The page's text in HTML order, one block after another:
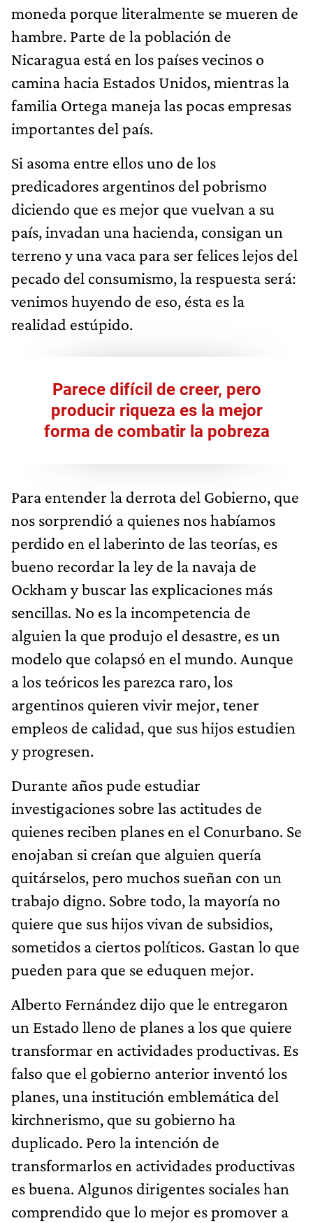
moneda porque literalmente se mueren de
hambre. Parte de la población de
Nicaragua está en los países vecinos o
camina hacia Estados Unidos, mientras la
familia Ortega maneja las pocas empresas
importantes del país.
Si asoma entre ellos uno de los
predicadores argentinos del pobrismo
diciendo que es mejor que vuelvan a su
país, invadan una hacienda, consigan un
terreno y una vaca para ser felices lejos del
pecado del consumismo, la respuesta será:
venimos huyendo de eso, ésta es la
realidad estúpido.
Parece difícil de creer, pero
producir riqueza es la mejor
forma de combatir la pobreza
Para entender la derrota del Gobierno, que
nos sorprendió a quienes nos habíamos
perdido en el laberinto de las teorías, es
bueno recordar la ley de la navaja de
Ockham y buscar las explicaciones más
sencillas. No es la incompetencia de
alguien la que produjo el desastre, es un
modelo que colapsó en el mundo. Aunque
a los teóricos les parezca raro, los
argentinos quieren vivir mejor, tener
empleos de calidad, que sus hijos estudien
y progresen.
Durante años pude estudiar
investigaciones sobre las actitudes de
quienes reciben planes en el Conurbano. Se
enojaban si creían que alguien quería
quitárselos, pero muchos sueñan con un
trabajo digno. Sobre todo, la mayoría no
quiere que sus hijos vivan de subsidios,
sometidos a ciertos políticos. Gastan lo que
pueden para que se eduquen mejor.
Alberto Fernández dijo que le entregaron
un Estado lleno de planes a los que quiere
transformar en actividades productivas. Es
falso que el gobierno anterior inventó los
planes, una institución emblemática del
kirchnerismo, que su gobierno ha
duplicado. Pero la intención de
transformarlos en actividades productivas
es buena. Algunos dirigentes sociales han
comprendido que lo mejor es promover a